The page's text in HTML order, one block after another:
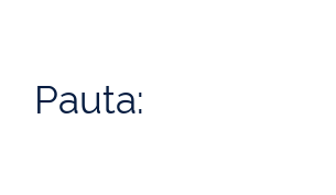
Pauta: